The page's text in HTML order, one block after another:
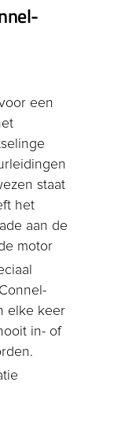
een
staat
het
aan de
motor
elke keer
in- of